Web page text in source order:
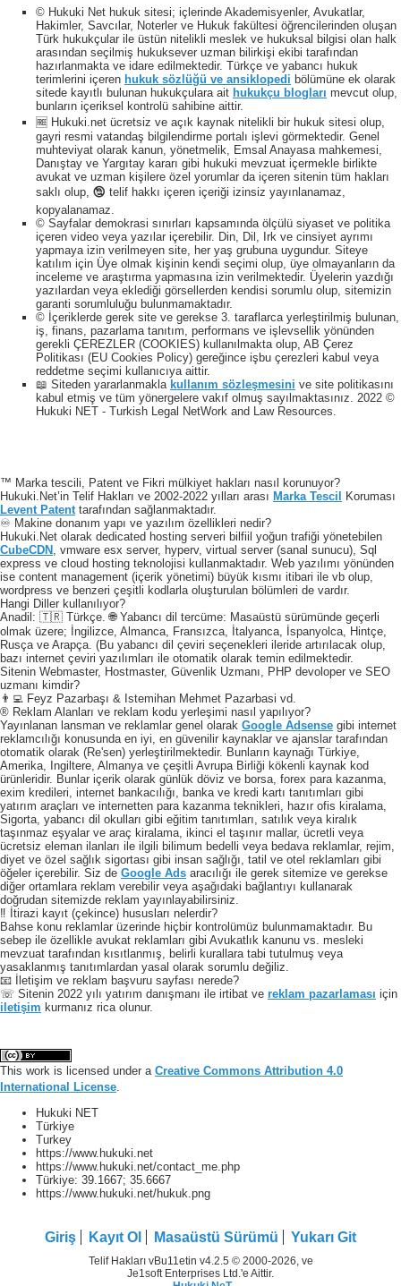
© Hukuki Net hukuk sitesi; içlerinde Akademisyenler, Avukatlar,
Hakimler, Savcılar, Noterler ve Hukuk fakültesi öğrencilerinden oluşan
Türk hukukçular ile üstün nitelikli meslek ve hukuksal bilgisi olan halk
arasından seçilmiş hukuksever uzman bilirkişi ekibi tarafından
hazırlanmakta ve idare edilmektedir. Türkçe ve yabancı hukuk
terimlerini içeren hukuk sözlüğü ve ansiklopedi bölümüne ek olarak
sitede kayıtlı bulunan hukukçulara ait hukukçu blogları mevcut olup,
bunların içeriksel kontrolü sahibine aittir.
🆓 Hukuki.net ücretsiz ve açık kaynak nitelikli bir hukuk sitesi olup,
gayri resmi vatandaş bilgilendirme portalı işlevi görmektedir. Genel
muhteviyat olarak kanun, yönetmelik, Emsal Anayasa mahkemesi,
Danıştay ve Yargıtay kararı gibi hukuki mevzuat içermekle birlikte
avukat ve uzman kişilere özel yorumlar da içeren sitenin tüm hakları
saklı olup, 🕲 telif hakkı içeren içeriği izinsiz yayınlanamaz,
kopyalanamaz.
© Sayfalar demokrasi sınırları kapsamında ölçülü siyaset ve politika
içeren video veya yazılar içerebilir. Din, Dil, Irk ve cinsiyet ayrımı
yapmaya izin verilmeyen site, her yaş grubuna uygundur. Siteye
katılım için Üye olmak kişinin kendi seçimi olup, üye olmayanların da
inceleme ve araştırma yapmasına izin verilmektedir. Üyelerin yazdığı
yazılardan veya eklediği görsellerden kendisi sorumlu olup, sitemizin
garanti sorumluluğu bulunmamaktadır.
© İçeriklerde gerek site ve gerekse 3. taraflarca yerleştirilmiş bulunan,
iş, finans, pazarlama tanıtım, performans ve işlevsellik yönünden
gerekli ÇEREZLER (COOKIES) kullanılmakta olup, AB Çerez
Politikası (EU Cookies Policy) gereğince işbu çerezleri kabul veya
reddetme seçimi kullanıcıya aittir.
📖 Siteden yararlanmakla kullanım sözleşmesini ve site politikasını
kabul etmiş ve tüm yönergelere vakıf olmuş sayılmaktasınız. 2022 ©
Hukuki NET - Turkish Legal NetWork and Law Resources.
™ Marka tescili, Patent ve Fikri mülkiyet hakları nasıl korunuyor?
Hukuki.Net’in Telif Hakları ve 2002-2022 yılları arası Marka Tescil Koruması
Levent Patent tarafından sağlanmaktadır.
♾️ Makine donanım yapı ve yazılım özellikleri nedir?
Hukuki.Net olarak dedicated hosting serveri bilfiil yoğun trafiği yönetebilen
CubeCDN , vmware esx server, hyperv, virtual server (sanal sunucu), Sql
express ve cloud hosting teknolojisi kullanmaktadır. Web yazılımı yönünden
ise content management (içerik yönetimi) büyük kısmı itibari ile vb olup,
wordpress ve benzeri çeşitli kodlarla oluşturulan bölümleri de vardır.
Hangi Diller kullanılıyor?
Anadil: 🇹🇷 Türkçe. 🌐 Yabancı dil tercüme: Masaüstü sürümünde geçerli
olmak üzere; İngilizce, Almanca, Fransızca, İtalyanca, İspanyolca, Hintçe,
Rusça ve Arapça. (Bu yabancı dil çeviri seçenekleri ileride artırılacak olup,
bazı internet çeviri yazılımları ile otomatik olarak temin edilmektedir.
Sitenin Webmaster, Hostmaster, Güvenlik Uzmanı, PHP devoloper ve SEO
uzmanı kimdir?
👨‍💻 Feyz Pazarbaşı & Istemihan Mehmet Pazarbasi vd.
® Reklam Alanları ve reklam kodu yerleşimi nasıl yapılıyor?
Yayınlanan lansman ve reklamlar genel olarak Google Adsense gibi internet
reklamcılığı konusunda en iyi, en güvenilir kaynaklar ve ajanslar tarafından
otomatik olarak (Re'sen) yerleştirilmektedir. Bunların kaynağı Türkiye,
Amerika, Ingiltere, Almanya ve çeşitli Avrupa Birliği kökenli kaynak kod
ürünleridir. Bunlar içerik olarak günlük döviz ve borsa, forex para kazanma,
exim kredileri, internet bankacılığı, banka ve kredi kartı tanıtımları gibi
yatırım araçları ve internetten para kazanma teknikleri, hazır ofis kiralama,
Sigorta, yabancı dil okulları gibi eğitim tanıtımları, satılık veya kiralık
taşınmaz eşyalar ve araç kiralama, ikinci el taşınır mallar, ücretli veya
ücretsiz eleman ilanları ile ilgili bilimum bedelli veya bedava reklamlar, rejim,
diyet ve özel sağlık sigortası gibi insan sağlığı, tatil ve otel reklamları gibi
öğeler içerebilir. Siz de Google Ads aracılığı ile gerek sitemize ve gerekse
diğer ortamlara reklam verebilir veya aşağıdaki bağlantıyı kullanarak
doğrudan sitemizde reklam yayınlayabilirsiniz.
‼️ İtirazi kayıt (çekince) hususları nelerdir?
Bahse konu reklamlar üzerinde hiçbir kontrolümüz bulunmamaktadır. Bu
sebep ile özellikle avukat reklamları gibi Avukatlık kanunu vs. mesleki
mevzuat tarafından kısıtlanmış, belirli kurallara tabi tutulmuş veya
yasaklanmış tanıtımlardan yasal olarak sorumlu değiliz.
📧 İletişim ve reklam başvuru sayfası nerede?
☏ Sitenin 2022 yılı yatırım danışmanı ile irtibat ve reklam pazarlaması için
iletişim kurmanız rica olunur.
This work is licensed under a Creative Commons Attribution 4.0
International License
Hukuki NET
Türkiye
Turkey
https://www.hukuki.net
https://www.hukuki.net/contact_me.php
Türkiye: 39.1667; 35.6667
https://www.hukuki.net/hukuk.png
Giriş Kayıt Ol Masaüstü Sürümü Yukarı Git
Telif Hakları vBu11etin v4.2.5 © 2000-2026, ve
Je1soft Enterprises Ltd.'e Aittir.